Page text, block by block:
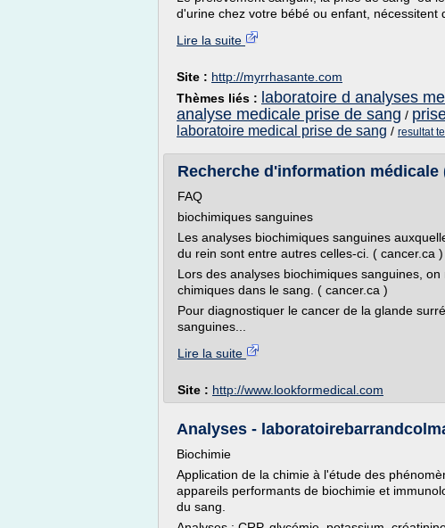
d'urine chez votre bébé ou enfant, nécessitent
Lire la suite
Site : http://myrrhasante.com
Thèmes liés : laboratoire d analyses
analyse medicale prise de sang /
laboratoire medical prise de sang / resultat
Recherche d'information médicale
FAQ
biochimiques sanguines
Les analyses biochimiques sanguines
du rein sont entre autres celles-ci. ( cancer.ca )
Lors des analyses biochimiques sanguines,
chimiques dans le sang. ( cancer.ca )
Pour diagnostiquer le cancer de la glande
sanguines...
Lire la suite
Site : http://www.lookformedical.com
Analyses -
Biochimie
Application de la chimie à l'étude des
appareils performants de biochimie et
du sang.